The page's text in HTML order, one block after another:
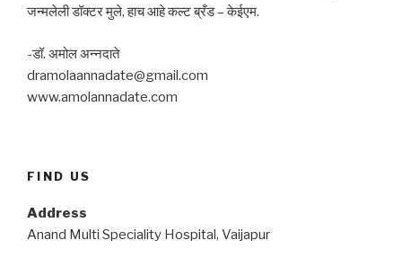
जन्मलेली डॉक्टर मुले, हाच आहे कल्ट ब्रँड – केईएम.
-डॉ. अमोल अन्नदाते
dramolaannadate@gmail.com
www.amolannadate.com
FIND US
Address
Anand Multi Speciality Hospital, Vaijapur